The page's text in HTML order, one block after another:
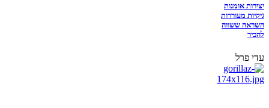
יצירות אומנות
גיקיות מעוררות
השראה ששווה
להכיר
עדי פרל